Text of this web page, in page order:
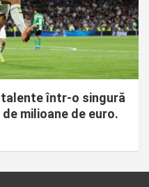
talente într-o singură
milioane de euro.